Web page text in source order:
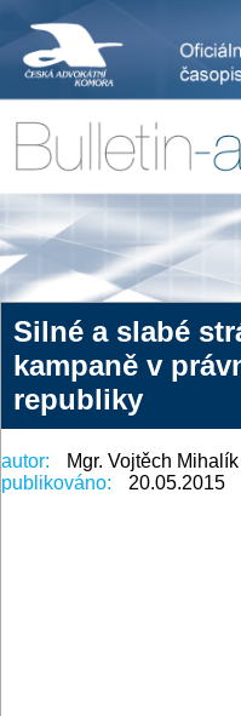
Silné a slabé
kampaně v
republiky
autor:
Mgr. Vojtěch Mihalík
publikováno:
20.05.2015